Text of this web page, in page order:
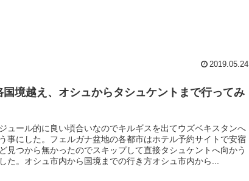
2019.05.24
国境越え、オシュからタシュケントまで行ってみ
ュール的に良い頃合いなのでキルギスを出てウズベキスタンへ
事にした。フェルガナ盆地の各都市はホテル予約サイトで安宿
見つから無かったのでスキップして直接タシュケントへ向かう
た。オシュ市内から国境までの行き方オシュ市内から...